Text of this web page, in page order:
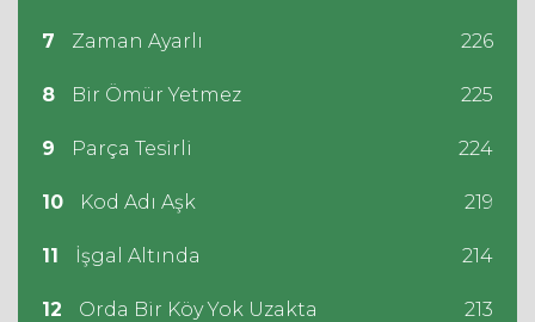
7 Zaman Ayarlı 226
8 Bir Ömür Yetmez 225
9 Parça Tesirli 224
10 Kod Adı Aşk 219
11 İşgal Altında 214
12 Orda Bir Köy Yok Uzakta 213